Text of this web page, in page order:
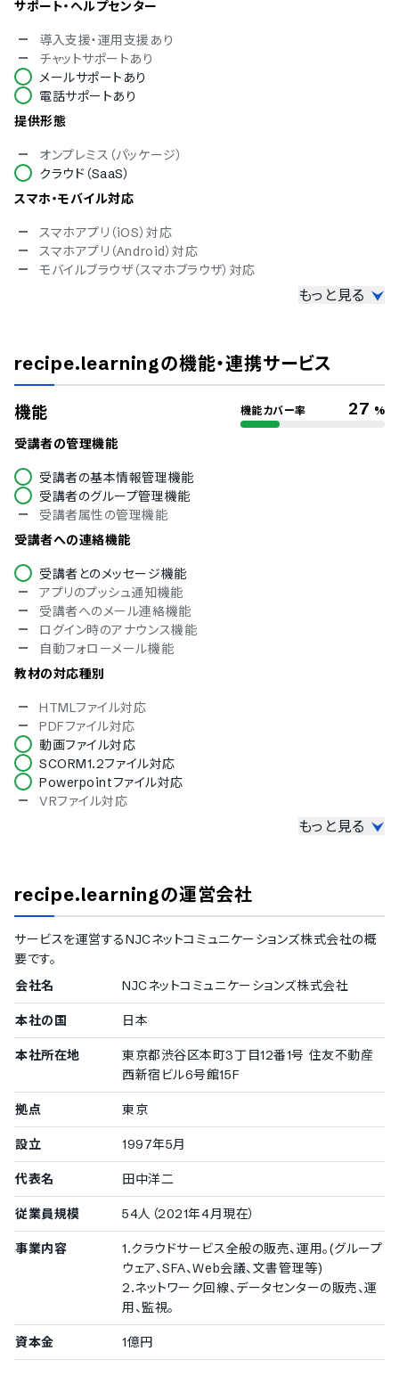
サポート・ヘルプセンター
導入支援・運用支援あり
チャットサポートあり
メールサポートあり
電話サポートあり
提供形態
オンプレミス（パッケージ）
クラウド（SaaS）
スマホ・モバイル対応
スマホアプリ（iOS）対応
スマホアプリ（Android）対応
モバイルブラウザ（スマホブラウザ）対応
冗長化
通信の暗号化
IP制限
二要素認証・二段階認証
シングルサインオン
対応言語
中国語
デンマーク語
英語
フランス語
ドイツ語
イタリア語
韓国語
ノルウェー語
ポルトガル語
スペイン語
タイ語
インドネシア語
ブルガリア語
チェコ語
ポーランド語
もっと見る
recipe.learningの機能・連携サービス
機能 機能カバー率 27 %
受講者の管理機能
受講者の基本情報管理機能
受講者のグループ管理機能
受講者属性の管理機能
受講者への連絡機能
受講者とのメッセージ機能
アプリのプッシュ通知機能
受講者へのメール連絡機能
ログイン時のアナウンス機能
自動フォローメール機能
教材の対応種別
HTMLファイル対応
PDFファイル対応
動画ファイル対応
SCORM1.2ファイル対応
Powerpointファイル対応
VRファイル対応
コース毎の受講条件の設定
集合研修の管理機能
テスト問題の登録機能
アンケート実施
修了証書の発行
受講者の学習管理機能
講義進捗の管理機能
テスト結果の確認
単位数取得の確認機能
受講者のコミュニティ管理機能
受講者用の日記作成機能
受講者間のコミュニティ作成機能
受講者間のメッセージ機能
受講者のプロフィール登録
その他の機能
講義販売時の決済機能
データのCSV出力機能
教材提供の機能
もっと見る
recipe.learningの運営会社
サービスを運営するNJCネットコミュニケーションズ株式会社の概
要です。
会社名
NJCネットコミュニケーションズ株式会社
本社の国 日本
本社所在地
東京都渋谷区本町3丁目12番1号 住友不動産
西新宿ビル6号館15F
拠点 東京
設立 1997年5月
代表名 田中洋二
従業員規模 54人（2021年4月現在）
事業内容
1.クラウドサービス全般の販売、運用。(グループ
ウェア、SFA、Web会議、文書管理等)
2.ネットワーク回線、データセンターの販売、運
用、監視。
資本金 1億円